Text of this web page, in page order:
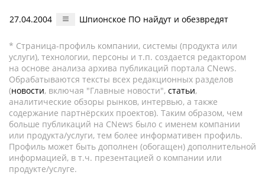
27.04.2004 Шпионское ПО найдут и обезвредят
* Страница-профиль компании, системы (продукта или
услуги), технологии, персоны и т.п. создается редактором
на основе анализа архива публикаций портала CNews.
Обрабатываются тексты всех редакционных разделов
(новости, включая "Главные новости", статьи,
аналитические обзоры рынков, интервью, а также
содержание партнёрских проектов). Таким образом, чем
больше публикаций на CNews было с именем компании
или продукта/услуги, тем более информативен профиль.
Профиль может быть дополнен (обогащен) дополнительной
информацией, в т.ч. презентацией о компании или
продукте/услуге.